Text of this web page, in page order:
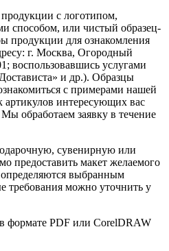
с логотипом,
способом, или чистый образец-
продукции для ознакомления
г. Москва, Огородный
воспользовавшись услугами
и др.). Образцы
с примерами нашей
интересующих вас
обработаем заявку в течение
сувенирную или
предоставить макет желаемого
выбранным
требования можно уточнить у
формате PDF или CorelDRAW